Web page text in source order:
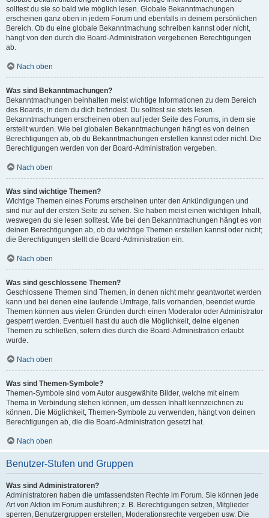
solltest du sie so bald wie möglich lesen. Globale Bekanntmachungen
erscheinen ganz oben in jedem Forum und ebenfalls in deinem persönlichen
Bereich. Ob du eine globale Bekanntmachung schreiben kannst oder nicht,
hängt von den durch die Board-Administration vergebenen Berechtigungen
ab.
Nach oben
Was sind Bekanntmachungen?
Bekanntmachungen beinhalten meist wichtige Informationen zu dem Bereich
des Boards, in dem du dich befindest. Du solltest sie stets lesen.
Bekanntmachungen erscheinen oben auf jeder Seite des Forums, in dem sie
erstellt wurden. Wie bei globalen Bekanntmachungen hängt es von deinen
Berechtigungen ab, ob du Bekanntmachungen erstellen kannst oder nicht. Die
Berechtigungen werden von der Board-Administration vergeben.
Nach oben
Was sind wichtige Themen?
Wichtige Themen eines Forums erscheinen unter den Ankündigungen und
sind nur auf der ersten Seite zu sehen. Sie haben meist einen wichtigen Inhalt,
weswegen du sie lesen solltest. Wie bei den Bekanntmachungen hängt es von
deinen Berechtigungen ab, ob du wichtige Themen erstellen kannst oder nicht;
die Berechtigungen stellt die Board-Administration ein.
Nach oben
Was sind geschlossene Themen?
Geschlossene Themen sind Themen, in denen nicht mehr geantwortet werden
kann und bei denen eine laufende Umfrage, falls vorhanden, beendet wurde.
Themen können aus vielen Gründen durch einen Moderator oder Administrator
gesperrt werden. Eventuell hast du auch die Möglichkeit, deine eigenen
Themen zu schließen, sofern dies durch die Board-Administration erlaubt
wurde.
Nach oben
Was sind Themen-Symbole?
Themen-Symbole sind vom Autor ausgewählte Bilder, welche mit einem
Thema in Verbindung stehen können, um dessen Inhalt kennzeichnen zu
können. Die Möglichkeit, Themen-Symbole zu verwenden, hängt von deinen
Berechtigungen ab, die die Board-Administration gesetzt hat.
Nach oben
Benutzer-Stufen und Gruppen
Was sind Administratoren?
Administratoren haben die umfassendsten Rechte im Forum. Sie können jede
Art von Aktion im Forum ausführen; z. B. Berechtigungen setzen, Mitglieder
sperren, Benutzergruppen erstellen, Moderationsrechte vergeben usw. Die